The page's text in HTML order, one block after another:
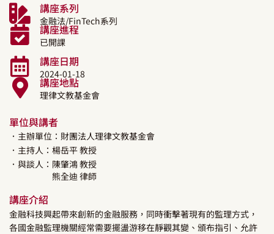
講座系列
金融法/FinTech系列
講座進程
已開課
講座日期
2024-01-18
講座地點
理律文教基金會
單位與講者
．主辦單位：財團法人理律文教基金會
．主持人： 楊岳平教授
．與談人： 陳肇鴻教授
熊全迪 律師
講座介紹
金融科技興起帶來創新的金融服務，同時衝擊著現有的監理方式，
各國金融監理機關經常需要擺盪游移在靜觀其變、頒布指引、允許